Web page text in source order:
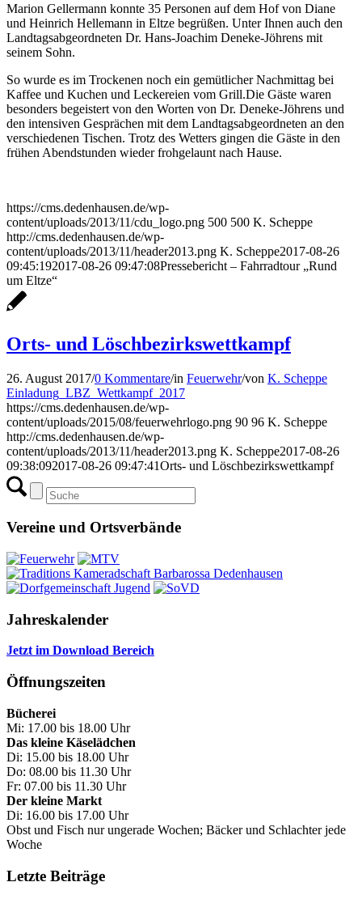
Marion Gellermann konnte 35 Personen auf dem Hof von Diane
und Heinrich Hellemann in Eltze begrüßen. Unter Ihnen auch den
Landtagsabgeordneten Dr. Hans-Joachim Deneke-Jöhrens mit
seinem Sohn.
So wurde es im Trockenen noch ein gemütlicher Nachmittag bei
Kaffee und Kuchen und Leckereien vom Grill.Die Gäste waren
besonders begeistert von den Worten von Dr. Deneke-Jöhrens und
den intensiven Gesprächen mit dem Landtagsabgeordneten an den
verschiedenen Tischen. Trotz des Wetters gingen die Gäste in den
frühen Abendstunden wieder frohgelaunt nach Hause.
https://cms.dedenhausen.de/wp-
content/uploads/2013/11/cdu_logo.png 500 500 K. Scheppe
http://cms.dedenhausen.de/wp-
content/uploads/2013/11/header2013.png K. Scheppe2017-08-26
09:45:192017-08-26 09:47:08Pressebericht – Fahrradtour „Rund
um Eltze“
Orts- und Löschbezirkswettkampf
26. August 2017/0 Kommentare/in Feuerwehr/von K. Scheppe
Einladung_LBZ_Wettkampf_2017
https://cms.dedenhausen.de/wp-
content/uploads/2015/08/feuerwehrlogo.png 90 96 K. Scheppe
http://cms.dedenhausen.de/wp-
content/uploads/2013/11/header2013.png K. Scheppe2017-08-26
09:38:092017-08-26 09:47:41Orts- und Löschbezirkswettkampf
Vereine und Ortsverbände
Jahreskalender
Jetzt im Download Bereich
Öffnungszeiten
Bücherei
Mi: 17.00 bis 18.00 Uhr
Das kleine Käselädchen
Di: 15.00 bis 18.00 Uhr
Do: 08.00 bis 11.30 Uhr
Fr: 07.00 bis 11.30 Uhr
Der kleine Markt
Di: 16.00 bis 17.00 Uhr
Obst und Fisch nur ungerade Wochen; Bäcker und Schlachter jede
Woche
Letzte Beiträge